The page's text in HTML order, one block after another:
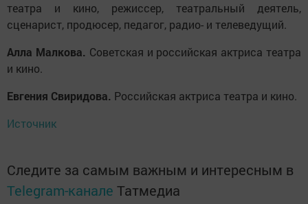
театра и кино, режиссер, театральный деятель,
сценарист, продюсер, педагог, радио- и телеведущий.
Алла Малкова. Советская и российская актриса театра
и кино.
Евгения Свиридова. Российская актриса театра и кино.
Источник
Следите за самым важным и интересным в
Telegram-канале Татмедиа